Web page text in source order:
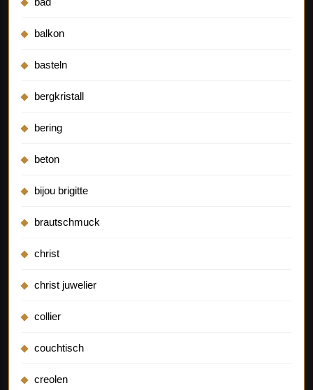
balkon
basteln
bergkristall
bering
beton
bijou brigitte
brautschmuck
christ
christ juwelier
collier
couchtisch
creolen